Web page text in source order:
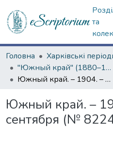
та
Головна
"Южный край" (1880–1919 гг.)
Южный край. – 1904. – 25 сентября (№ 8224)
Южный край. –
сентября (№